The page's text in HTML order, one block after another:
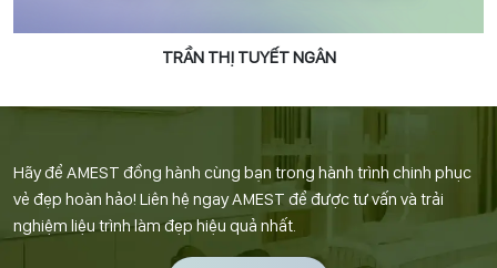
TRẦN THỊ TUYẾT NGÂN
Hãy để AMEST đồng hành cùng bạn trong hành trình chinh phục
vẻ đẹp hoàn hảo! Liên hệ ngay AMEST để được tư vấn và trải
nghiệm liệu trình làm đẹp hiệu quả nhất.